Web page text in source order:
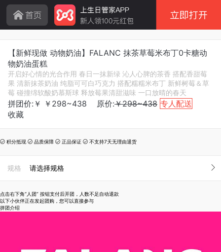
【新鲜现做 动物奶油】FALANC 抹茶草莓米布丁0卡糖动
物奶油蛋糕
开启好心情的光合作用 春日一抹新绿 沁人心脾的茶香 搭配香甜莓
果 清新抹茶奶油 纯脂可可白巧克力 搭配糯糯米布丁 新鲜树莓＆草
莓 碰撞绵软酸奶慕斯球 释放莓果清甜滋味 一口放晴的春天
拼团价:￥ ￥ 298~438 原价:￥298~438 专人配送
收藏
 积分抵现  品质保障  正品保证  不支持7天无理由退货
规格 请选择规格
点击右下角“人团” 按钮支付后开团，人数不足自动退款
以下小伙伴正在发起团购，您可以直接参与
拼团介绍